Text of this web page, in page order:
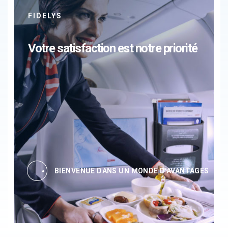
FIDELYS
Votre satisfaction est notre priorité
BIENVENUE DANS UN MONDE D'AVANTAGES